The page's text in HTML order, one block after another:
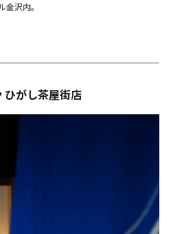
金沢内。
ひがし茶屋街店